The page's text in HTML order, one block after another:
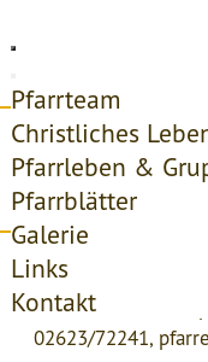
Pfarrteam
Christliches
Pfarrleben &
Pfarrblätter
Galerie
Links
Kontakt
Startseite
Access forbidden!
02623/72241,